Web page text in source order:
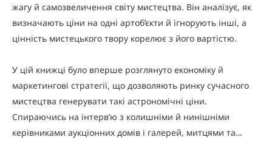
жагу й самозвеличення світу мистецтва. Він аналізує, як
визначають ціни на одні артоб’єкти й ігнорують інші, а
цінність мистецького твору корелює з його вартістю.
У цій книжці було вперше розглянуто економіку й
маркетингові стратегії, що дозволяють ринку сучасного
мистецтва генерувати такі астрономічні ціни.
Спираючись на інтерв’ю з колишніми й нинішніми
керівниками аукціонних домів і галерей, митцями та…